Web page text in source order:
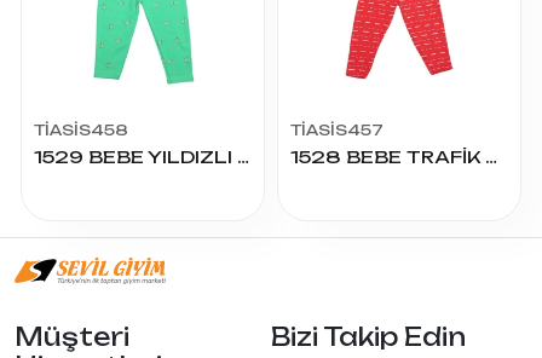
TİASİS458
1529 BEBE YILDIZLI PANTOLON
TİASİS457
1528 BEBE TRAFİK PANTOLON
Müşteri
Bizi Takip Edin